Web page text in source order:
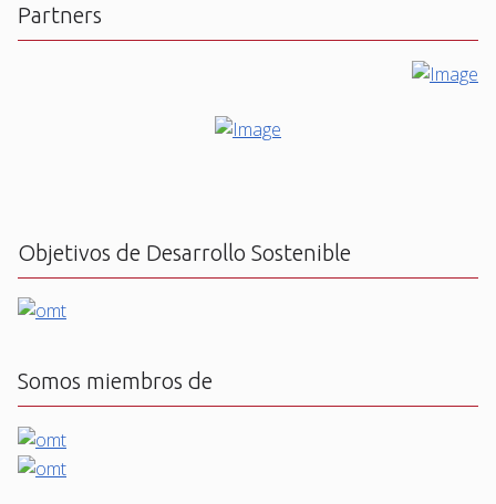
Partners
Objetivos de Desarrollo Sostenible
Somos miembros de